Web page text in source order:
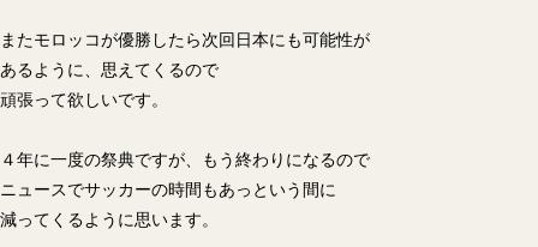
またモロッコが優勝したら次回日本にも可能性が
あるように、思えてくるので
頑張って欲しいです。
４年に一度の祭典ですが、もう終わりになるので
ニュースでサッカーの時間もあっという間に
減ってくるように思います。